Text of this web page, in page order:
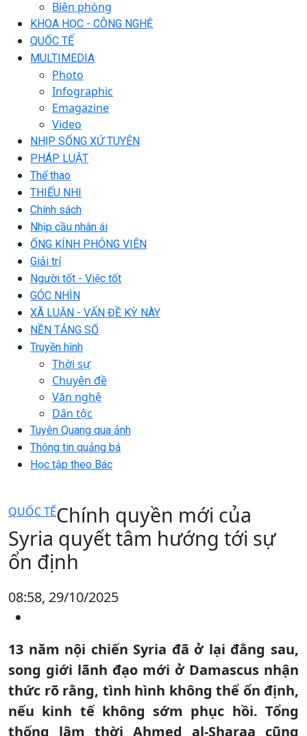
Biên phòng
KHOA HỌC - CÔNG NGHỆ
QUỐC TẾ
MULTIMEDIA
Photo
Infographic
Emagazine
Video
NHỊP SỐNG XỨ TUYÊN
PHÁP LUẬT
Thể thao
THIẾU NHI
Chính sách
Nhịp cầu nhân ái
ỐNG KÍNH PHÓNG VIÊN
Giải trí
Người tốt - Việc tốt
GÓC NHÌN
XÃ LUẬN - VẤN ĐỀ KỲ NÀY
NỀN TẢNG SỐ
Truyền hình
Thời sự
Chuyên đề
Văn nghệ
Dân tộc
Tuyên Quang qua ảnh
Thông tin quảng bá
Học tập theo Bác
QUỐC TẾChính quyền mới của
Syria quyết tâm hướng tới sự
ổn định
08:58, 29/10/2025
13 năm nội chiến Syria đã ở lại đằng sau,
song giới lãnh đạo mới ở Damascus nhận
thức rõ rằng, tình hình không thể ổn định,
nếu kinh tế không sớm phục hồi. Tổng
thống lâm thời Ahmed al-Sharaa cũng